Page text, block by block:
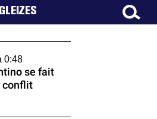
GLEIZES
0:48
se fait
conflit